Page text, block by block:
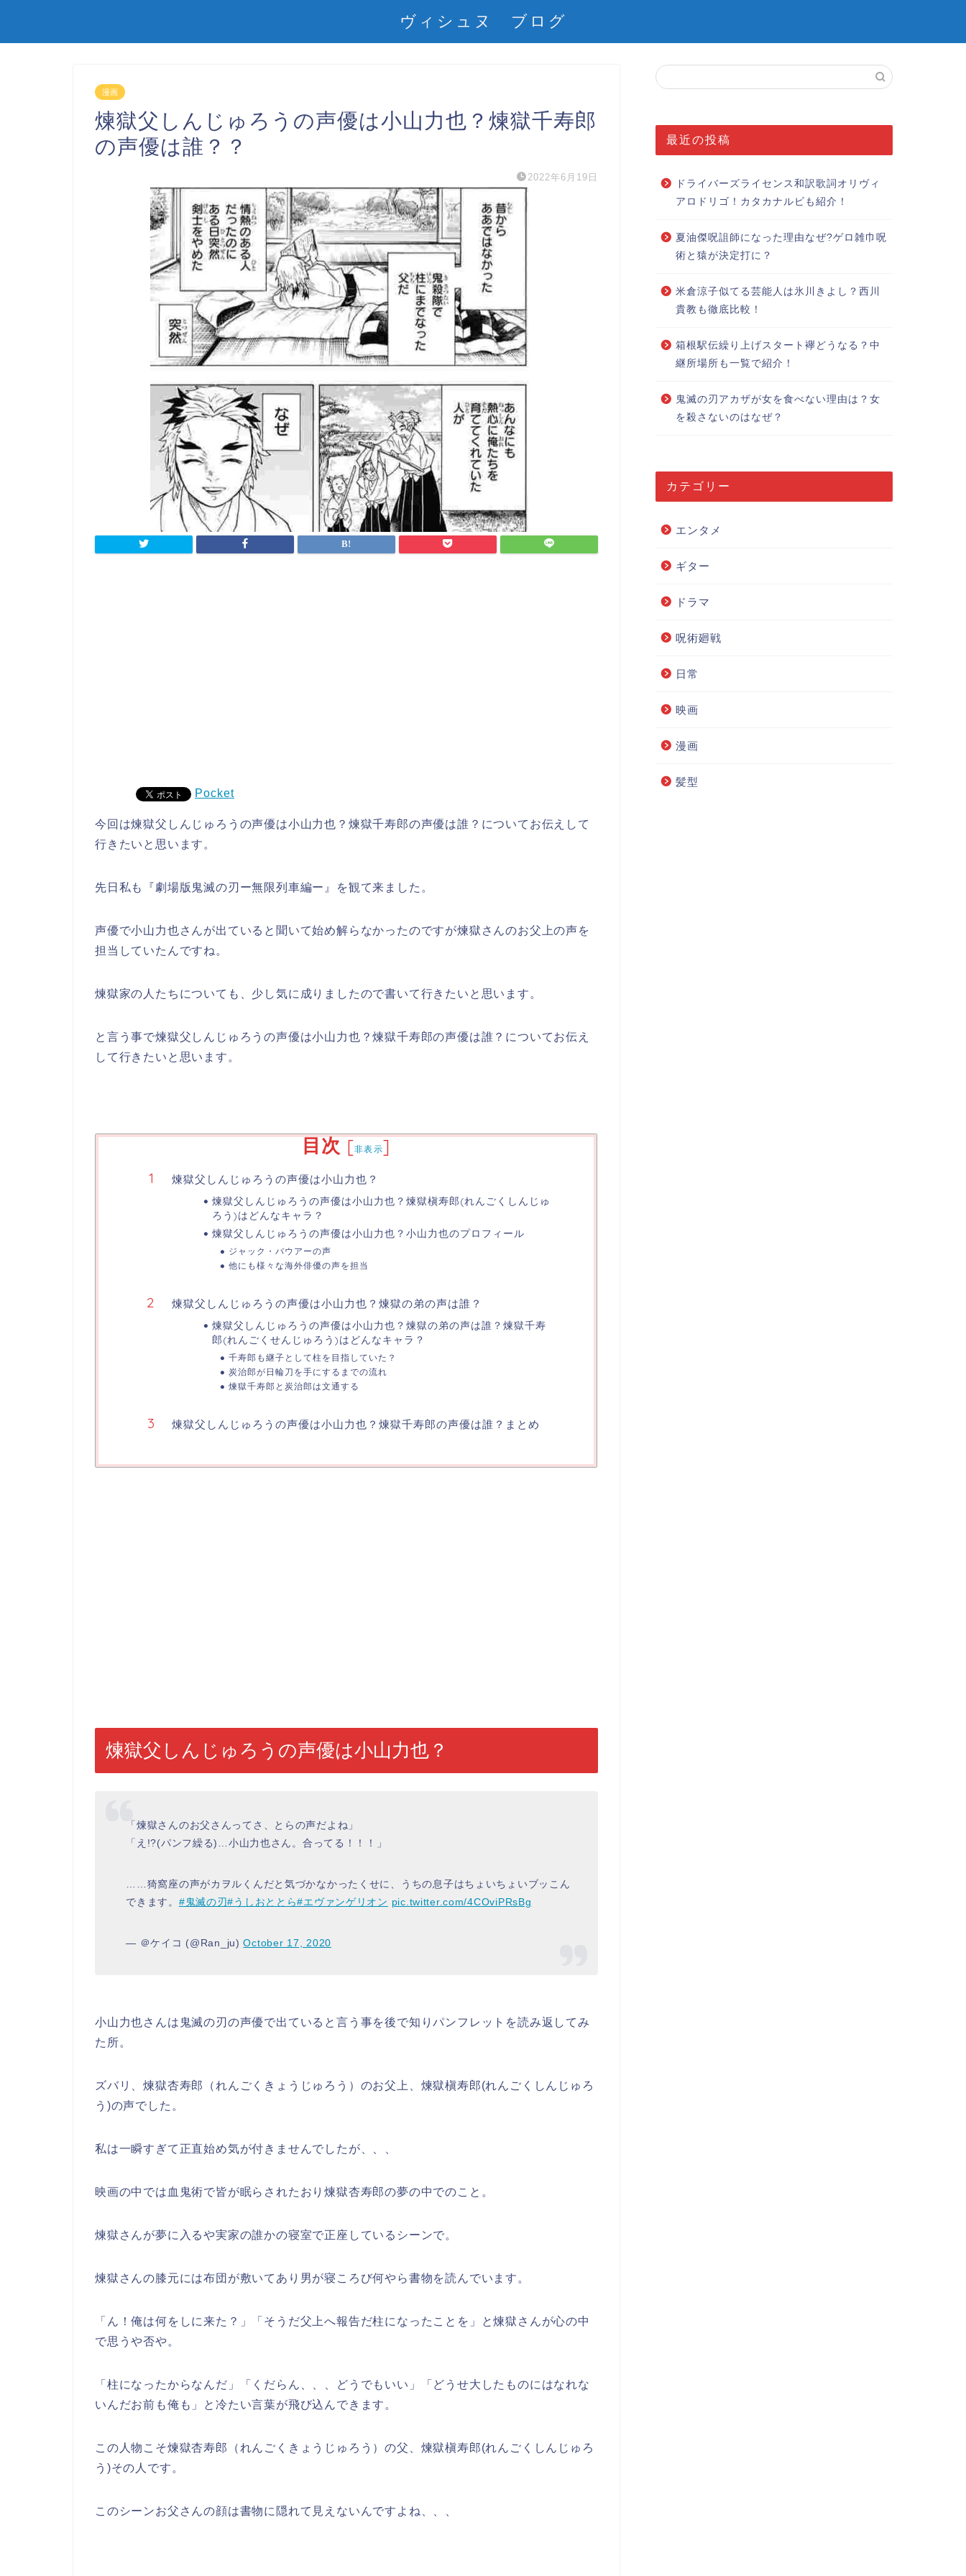
ヴィシュヌ ブログ
漫画
煉獄父しんじゅろうの声優は小山力也？煉獄千寿郎
の声優は誰？？
2022年6月19日
Pocket
今回は煉獄父しんじゅろうの声優は小山力也？煉獄千寿郎の声優は誰？についてお伝えして
行きたいと思います。
先日私も『劇場版鬼滅の刃ー無限列車編ー』を観て来ました。
声優で小山力也さんが出ていると聞いて始め解らなかったのですが煉獄さんのお父上の声を
担当していたんですね。
煉獄家の人たちについても、少し気に成りましたので書いて行きたいと思います。
と言う事で煉獄父しんじゅろうの声優は小山力也？煉獄千寿郎の声優は誰？についてお伝え
して行きたいと思います。
目次 [非表示]
煉獄父しんじゅろうの声優は小山力也？
煉獄父しんじゅろうの声優は小山力也？煉獄槇寿郎(れんごくしんじゅ
ろう)はどんなキャラ？
煉獄父しんじゅろうの声優は小山力也？小山力也のプロフィール
ジャック・バウアーの声
他にも様々な海外俳優の声を担当
煉獄父しんじゅろうの声優は小山力也？煉獄の弟の声は誰？
煉獄父しんじゅろうの声優は小山力也？煉獄の弟の声は誰？煉獄千寿
郎(れんごくせんじゅろう)はどんなキャラ？
千寿郎も継子として柱を目指していた？
炭治郎が日輪刀を手にするまでの流れ
煉獄千寿郎と炭治郎は文通する
煉獄父しんじゅろうの声優は小山力也？煉獄千寿郎の声優は誰？まとめ
煉獄父しんじゅろうの声優は小山力也？
「煉獄さんのお父さんってさ、とらの声だよね」
「え!?(パンフ繰る)…小山力也さん。合ってる！！！」
……猗窩座の声がカヲルくんだと気づかなかったくせに、うちの息子はちょいちょいブッこん
できます。 #鬼滅の刃#うしおととら#エヴァンゲリオン pic.twitter.com/4COviPRsBg
— ＠ケイコ (@Ran_ju)October 17, 2020
小山力也さんは鬼滅の刃の声優で出ていると言う事を後で知りパンフレットを読み返してみ
た所。
ズバリ、煉獄杏寿郎（れんごくきょうじゅろう）のお父上、煉獄槇寿郎(れんごくしんじゅろ
う)の声でした。
私は一瞬すぎて正直始め気が付きませんでしたが、、、
映画の中では血鬼術で皆が眠らされたおり煉獄杏寿郎の夢の中でのこと。
煉獄さんが夢に入るや実家の誰かの寝室で正座しているシーンで。
煉獄さんの膝元には布団が敷いてあり男が寝ころび何やら書物を読んでいます。
「ん！俺は何をしに来た？」「そうだ父上へ報告だ柱になったことを」と煉獄さんが心の中
で思うや否や。
「柱になったからなんだ」「くだらん、、、どうでもいい」「どうせ大したものにはなれな
いんだお前も俺も」と冷たい言葉が飛び込んできます。
この人物こそ煉獄杏寿郎（れんごくきょうじゅろう）の父、煉獄槇寿郎(れんごくしんじゅろ
う)その人です。
このシーンお父さんの顔は書物に隠れて見えないんですよね、、、
最近の投稿
ドライバーズライセンス和訳歌詞オリヴィ
アロドリゴ！カタカナルビも紹介！
夏油傑呪詛師になった理由なぜ?ゲロ雑巾呪
術と猿が決定打に？
米倉涼子似てる芸能人は氷川きよし？西川
貴教も徹底比較！
箱根駅伝繰り上げスタート襷どうなる？中
継所場所も一覧で紹介！
鬼滅の刃アカザが女を食べない理由は？女
を殺さないのはなぜ？
カテゴリー
エンタメ
ギター
ドラマ
呪術廻戦
日常
映画
漫画
髪型